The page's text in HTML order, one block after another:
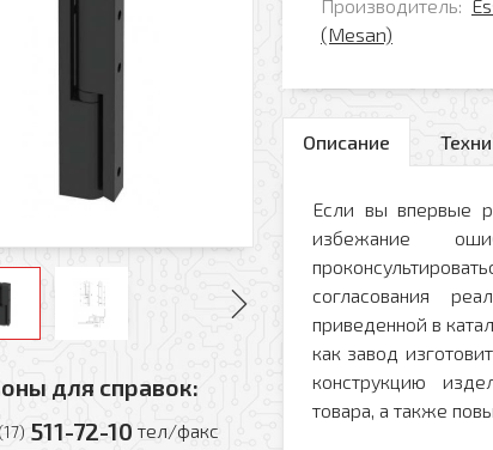
Производитель:
(Mesan)
Описание
Если вы впервые
избежание
согласования
приведенной в
как завод
конструкцию
товара, а также
для справок:
511-72-10 тел/факс